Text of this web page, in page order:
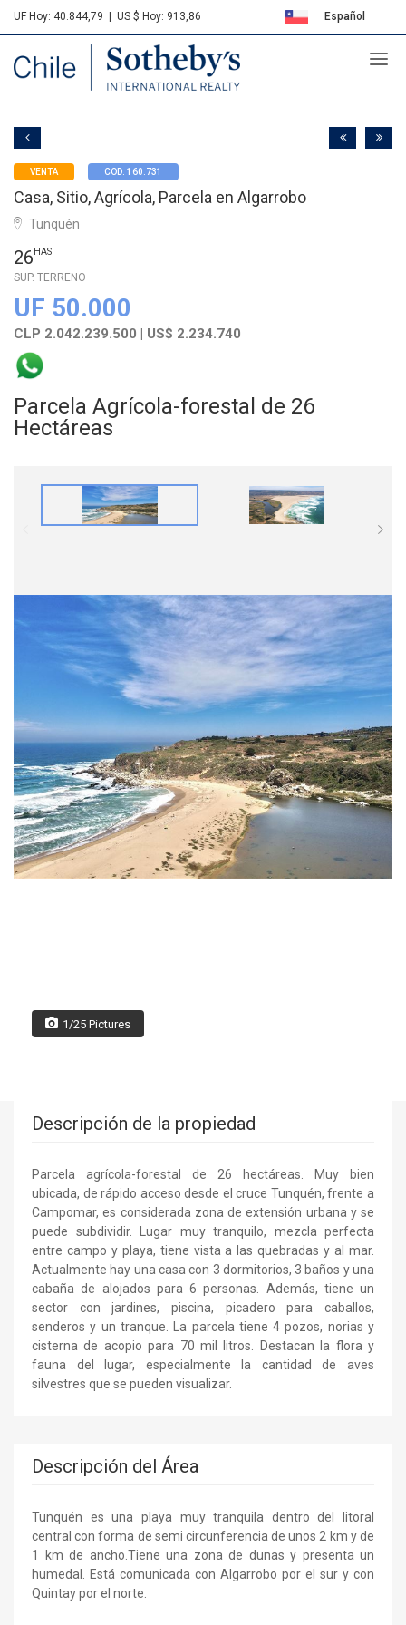
UF Hoy: 40.844,79 US $ Hoy: 913,86 Español
Sotheby's
VENTA COD: 160.731
Casa, Sitio, Agrícola, Parcela en Algarrobo
Tunquén
26 HAS
SUP. TERRENO
UF 50.000
CLP 2.042.239.500 | US$ 2.234.740
Parcela Agrícola-forestal de 26
Hectáreas
1/25 Pictures
Descripción de la propiedad
Parcela agrícola-forestal de 26 hectáreas. Muy bien
ubicada, de rápido acceso desde el cruce Tunquén, frente a
Campomar, es considerada zona de extensión urbana y se
puede subdividir. Lugar muy tranquilo, mezcla perfecta
entre campo y playa, tiene vista a las quebradas y al mar.
Actualmente hay una casa con 3 dormitorios, 3 baños y una
cabaña de alojados para 6 personas. Además, tiene un
sector con jardines, piscina, picadero para caballos,
senderos y un tranque. La parcela tiene 4 pozos, norias y
cisterna de acopio para 70 mil litros. Destacan la flora y
fauna del lugar, especialmente la cantidad de aves
silvestres que se pueden visualizar.
Descripción del Área
Tunquén es una playa muy tranquila dentro del litoral
central con forma de semi circunferencia de unos 2 km y de
1 km de ancho.Tiene una zona de dunas y presenta un
humedal. Está comunicada con Algarrobo por el sur y con
Quintay por el norte.